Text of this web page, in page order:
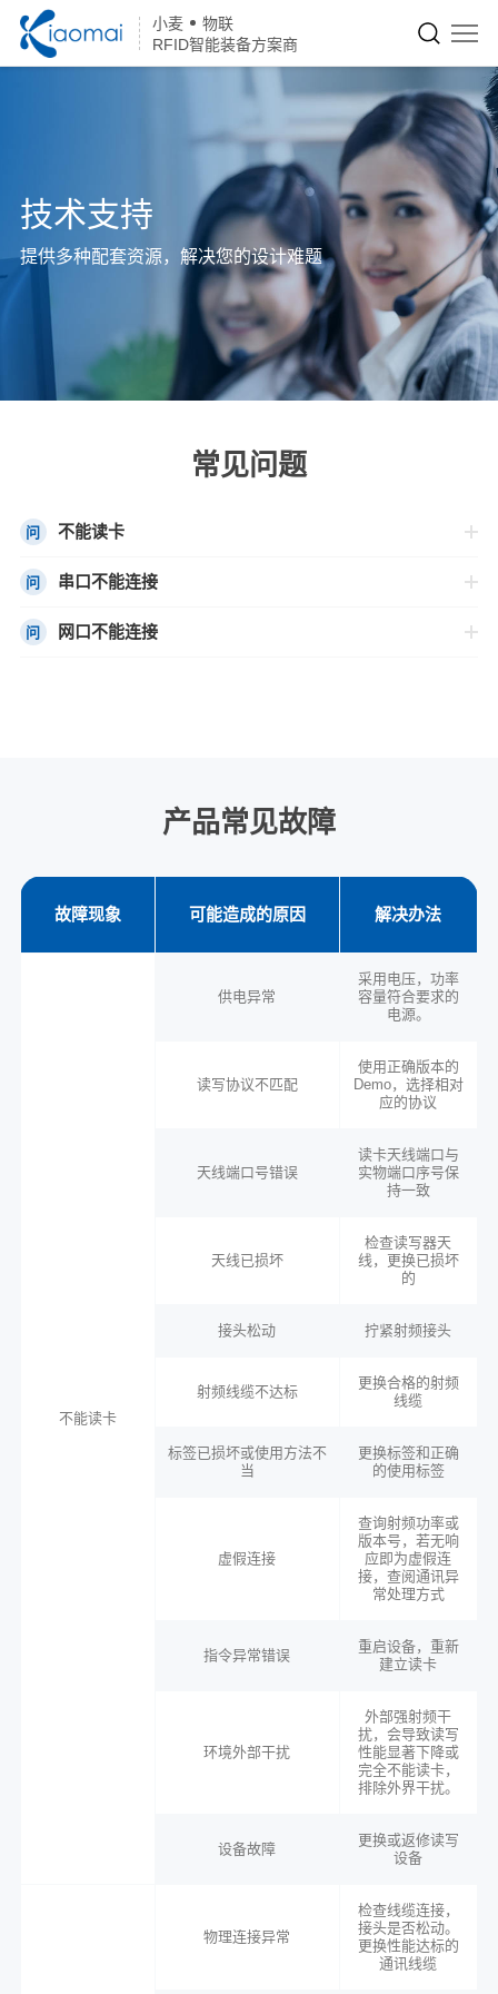
小麦
物联
RFID智能装备方案商
技术支持
提供多种配套资源，解决您的设计难题
常见问题
问 不能读卡
问 串口不能连接
问 网口不能连接
产品常见故障
故障现象 可能造成的原因 解决办法
不能读卡
供电异常
采用电压，功率
容量符合要求的
电源。
读写协议不匹配
使用正确版本的
Demo，选择相对
应的协议
天线端口号错误
读卡天线端口与
实物端口序号保
持一致
天线已损坏
检查读写器天
线，更换已损坏
的
接头松动 拧紧射频接头
射频线缆不达标
更换合格的射频
线缆
标签已损坏或使用方法不
当
更换标签和正确
的使用标签
虚假连接
查询射频功率或
版本号，若无响
应即为虚假连
接，查阅通讯异
常处理方式
指令异常错误
重启设备，重新
建立读卡
环境外部干扰
外部强射频干
扰，会导致读写
性能显著下降或
完全不能读卡，
排除外界干扰。
设备故障
更换或返修读写
设备
物理连接异常
检查线缆连接，
接头是否松动。
更换性能达标的
通讯线缆